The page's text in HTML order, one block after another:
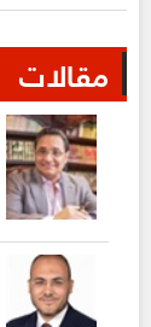
مقالات